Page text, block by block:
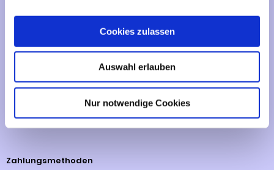
Cookies zulassen
Auswahl erlauben
Nur notwendige Cookies
Impressum
Sitemap
Zahlungsmethoden